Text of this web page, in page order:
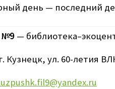
день — последний
№9 — библиотека–
Кузнецк, ул. 60-летия